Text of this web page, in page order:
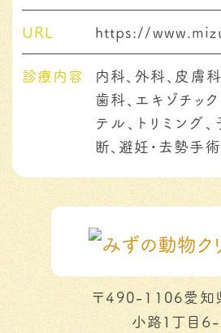
URL https://
診療内容
内科、外科、皮膚
歯科、エキゾチッ
テル、トリミング
断、避妊・去勢手術
〒490-1106愛知
小路１丁目６-